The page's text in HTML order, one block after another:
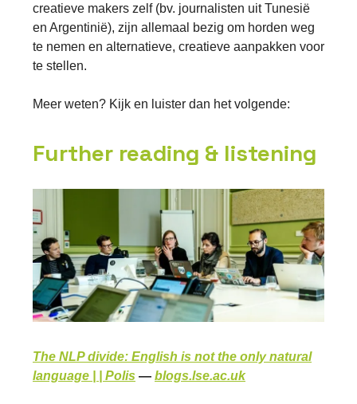
creatieve makers zelf (bv. journalisten uit Tunesië
en Argentinië), zijn allemaal bezig om horden weg
te nemen en alternatieve, creatieve aanpakken voor
te stellen.
Meer weten? Kijk en luister dan het volgende:
Further reading & listening
The NLP divide: English is not the only natural
language | | Polis — blogs.lse.ac.uk